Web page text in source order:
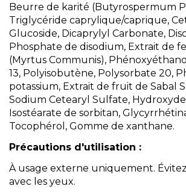
Beurre de karité (Butyrospermum
Triglycéride caprylique/caprique,
Glucoside, Dicaprylyl Carbonate,
Phosphate de disodium, Extrait de
(Myrtus Communis),
13, Polyisobutène, Polysorbate 20,
potassium, Extrait de fruit de Sabal
Sodium Cetearyl Sulfate,
Isostéarate de sorbitan,
Tocophérol, Gomme de xanthane.
Précautions d'utilisation :
À usage externe uniquement.
avec les yeux.